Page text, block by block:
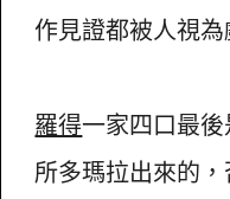
作見證都被人視為
羅得一家四口最
所多瑪拉出來的